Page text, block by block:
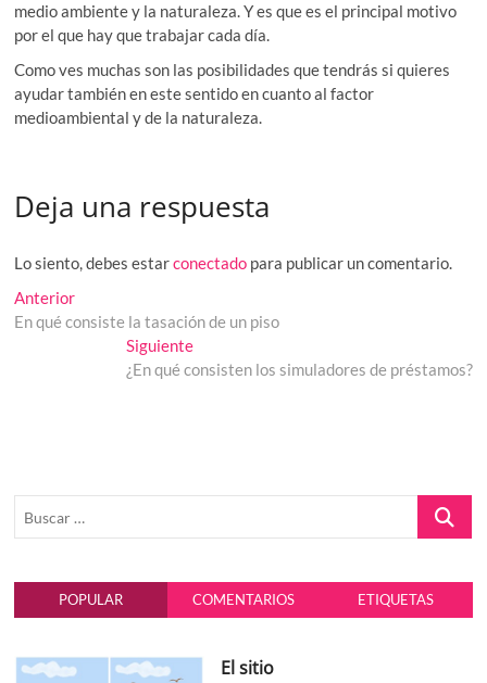
medio ambiente y la naturaleza. Y es que es el principal motivo
por el que hay que trabajar cada día.
Como ves muchas son las posibilidades que tendrás si quieres
ayudar también en este sentido en cuanto al factor
medioambiental y de la naturaleza.
Deja una respuesta
Lo siento, debes estarconectado para publicar un comentario.
Navegación
de
entradas
AnteriorEntrada
anterior:
En qué consiste la tasación de un piso
SiguienteEntrada
siguiente:
¿En qué consisten los simuladores de préstamos?
Buscar
POPULAR COMENTARIOS ETIQUETAS
El sitio